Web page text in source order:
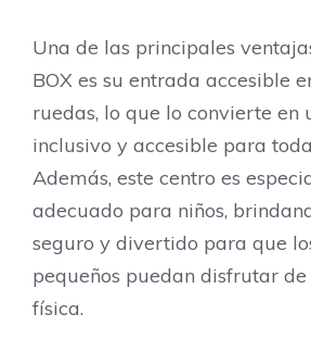
Una de las principales
BOX es su entrada accesible
ruedas, lo que lo convierte en
inclusivo y accesible para
Además, este centro es
adecuado para niños,
seguro y divertido para que
pequeños puedan disfrutar
física.